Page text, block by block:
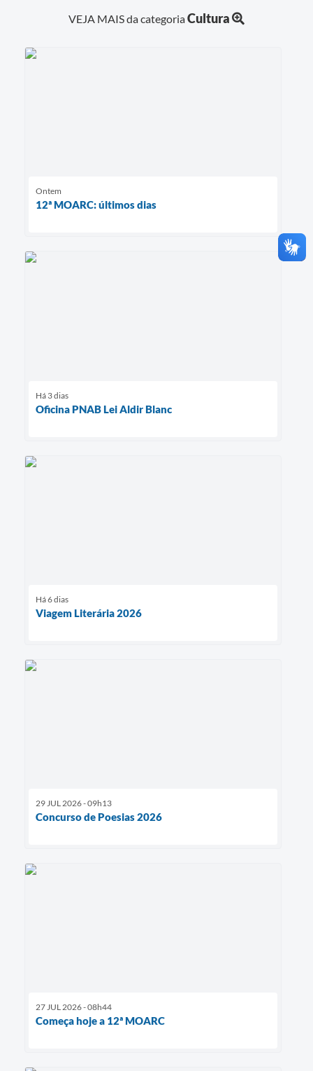
VEJA MAIS da categoriaCultura
Ontem
12ª MOARC: últimos dias
Há 3 dias
Oficina PNAB Lei Aldir Blanc
Há 6 dias
Viagem Literária 2026
29 JUL 2026 - 09h13
Concurso de Poesias 2026
27 JUL 2026 - 08h44
Começa hoje a 12ª MOARC